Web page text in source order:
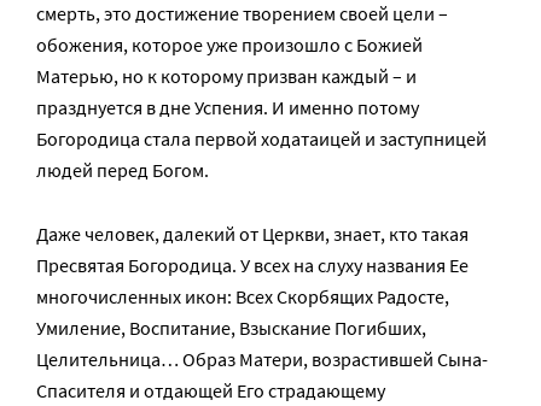
смерть, это достижение творением своей цели –
обожения, которое уже произошло с Божией
Матерью, но к которому призван каждый – и
празднуется в дне Успения. И именно потому
Богородица стала первой ходатаицей и заступницей
людей перед Богом.
Даже человек, далекий от Церкви, знает, кто такая
Пресвятая Богородица. У всех на слуху названия Ее
многочисленных икон: Всех Скорбящих Радосте,
Умиление, Воспитание, Взыскание Погибших,
Целительница… Образ Матери, возрастившей Сына-
Спасителя и отдающей Его страдающему